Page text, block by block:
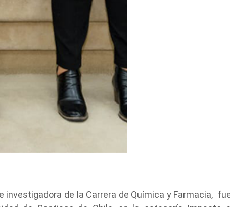
investigadora de la Carrera de Química y Farmacia,